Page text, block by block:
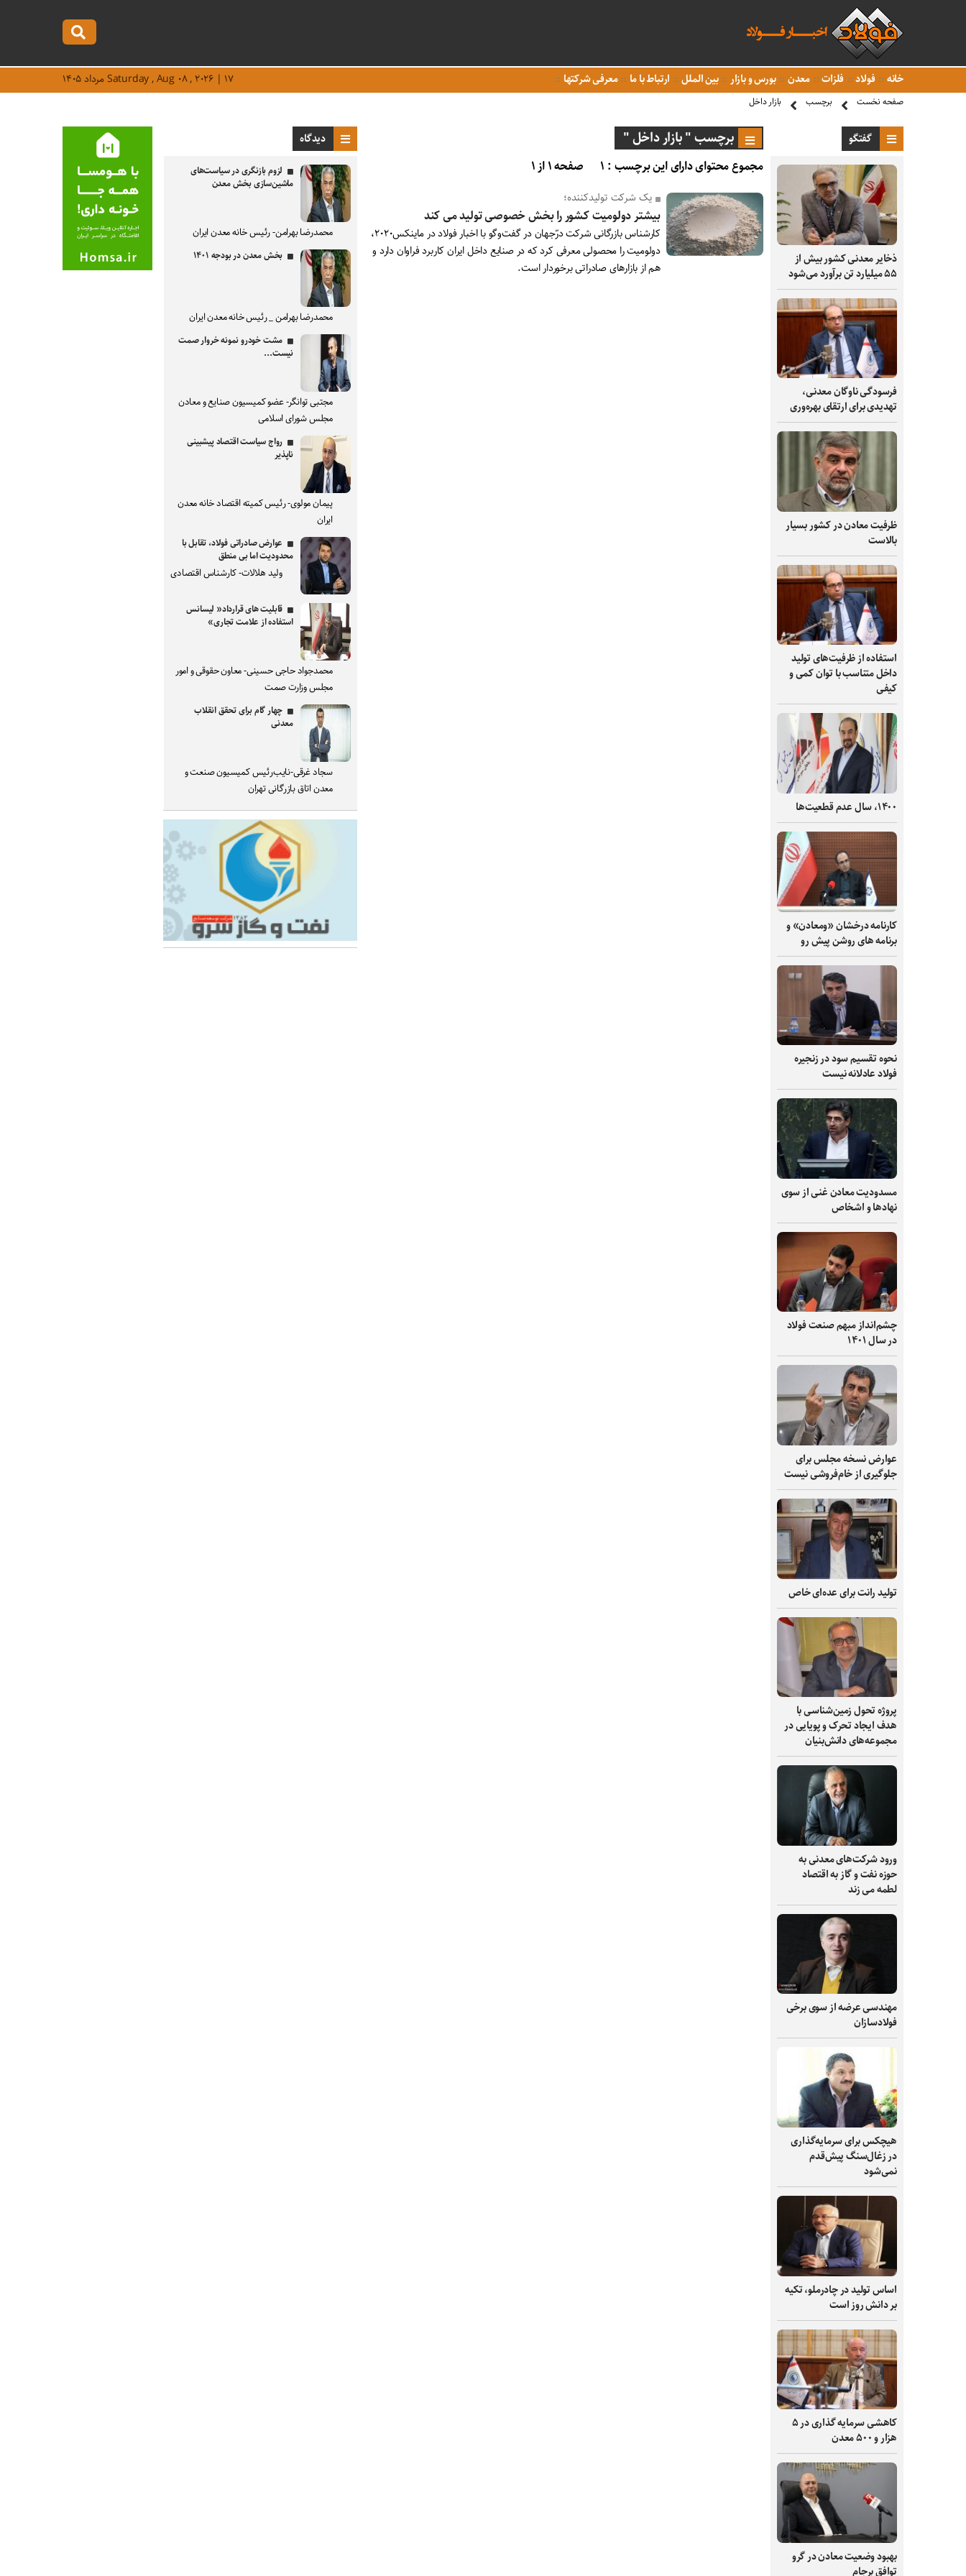
خانه فولاد فلزات معدن بورس و بازار بین الملل ارتباط با ما معرفی شرکتها Saturday , Aug ۰۸ , ۲۰۲۶ | ۱۷ مرداد ۱۴۰۵
صفحه نخست برچسب بازار داخل
گفتگو
ذخایر معدنی کشور بیش از
۵۵ میلیارد تن برآورد می‌شود
فرسودگی ناوگان معدنی،
تهدیدی برای ارتقای بهره‌وری
ظرفیت‌ معادن در کشور بسیار
بالاست
استفاده از ظرفیت‌های تولید
داخل متناسب با توان کمی و
کیفی
۱۴۰۰، سال عدم قطعیت‌ها
کارنامه درخشان «ومعادن» و
برنامه های روشن پیش رو
نحوه تقسیم سود در زنجیره
فولاد عادلانه نیست
مسدودیت معادن غنی از سوی
نهادها و اشخاص
چشم‌انداز مبهم صنعت فولاد
در سال ۱۴۰۱
عوارض نسخه مجلس برای
جلوگیری از خام‌فروشی نیست
تولید رانت برای عده‌ای خاص
پروژه تحول زمین‌شناسی با
هدف ایجاد تحرک و پویایی در
مجموعه‌های دانش‌بنیان
ورود شرکت‌های معدنی به
حوزه نفت و گاز به اقتصاد
لطمه می زند
مهندسی عرضه از سوی برخی
فولادسازان
هیچکس برای سرمایه‌گذاری
در زغال‌سنگ پیش‌قدم
نمی‌شود
اساس تولید در چادرملو، تکیه
بر دانش‌ روز است
کاهشی سرمایه گذاری در ۵
هزار و ۵۰۰ معدن
بهبود وضعیت معادن در گرو
توافق برجام
برچسب " بازار داخل "
مجموع محتوای دارای این برچسب : ۱ صفحه ۱ از ۱
یک شرکت تولیدکننده؛
بیشتر دولومیت کشور را بخش خصوصی تولید می کند
کارشناس بازرگانی شرکت درّجهان در گفت‌و‌گو با اخبار فولاد در ماینکس۲۰۲۰،
دولومیت را محصولی معرفی کرد که در صنایع داخل ایران کاربرد فراوان دارد و
هم از بازارهای صادراتی برخوردار است.
دیدگاه
لزوم بازنگری در سیاست‌های
ماشین‌سازی بخش معدن
محمدرضا بهرامن- رئیس خانه معدن ایران
بخش معدن در بودجه ۱۴۰۱
محمدرضا بهرامن _ رئیس خانه معدن ایران
مشت خودرو نمونه خروار صمت
نیست...
مجتبی توانگر- عضو کمیسیون صنایع و معادن
مجلس شورای اسلامی
رواج سیاست اقتصاد پیشبینی
ناپذیر
پیمان مولوی- رئیس کمیته اقتصاد خانه معدن
ایران
عوارض صادراتی فولاد، تقابل با
محدودیت اما بی منطق
ولید هلالات- کارشناس اقتصادی
قابلیت های قرارداد« لیسانس
استفاده از علامت تجاری»
محمدجواد حاجی حسینی- معاون حقوقی و امور
مجلس وزارت صمت
چهار گام برای تحقق انقلاب
معدنی
سجاد غرقی-نایب‌رئیس کمیسیون صنعت و
معدن اتاق بازرگانی تهران